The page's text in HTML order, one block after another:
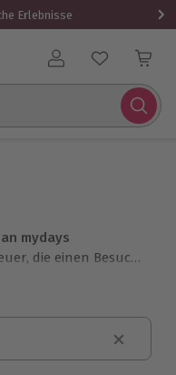
Erlebnisse
Benutzerkonto
mydays
die einen Besuch
machen. Ob
– mit mydays
noch
intensiver